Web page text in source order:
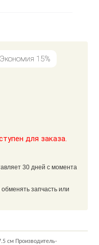
Экономия 15%
для заказа.
30 дней с момента
запчасть или
см Производитель-